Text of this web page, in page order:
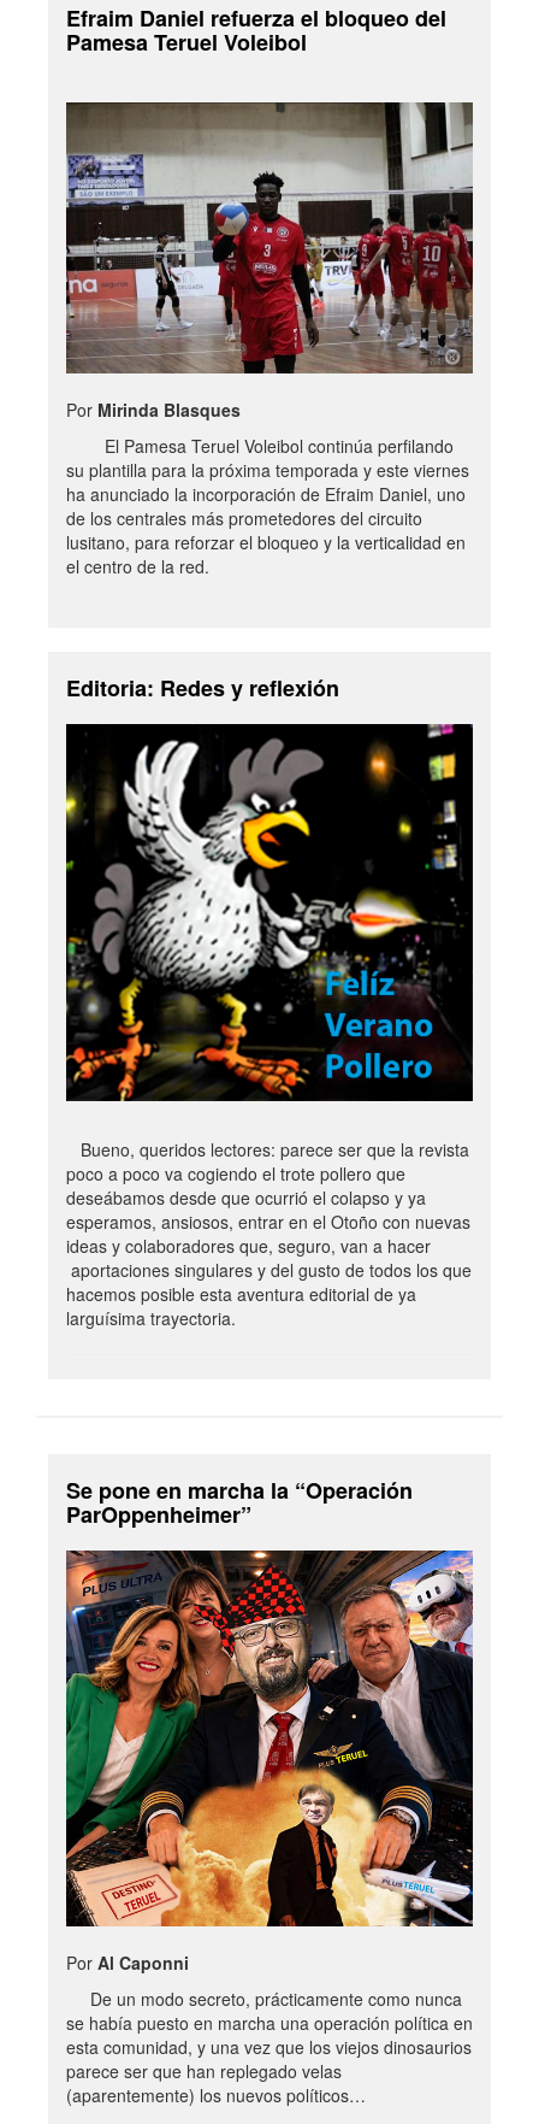
Efraim Daniel refuerza el bloqueo del
Pamesa Teruel Voleibol
Por Mirinda Blasques
El Pamesa Teruel Voleibol continúa perfilando
su plantilla para la próxima temporada y este viernes
ha anunciado la incorporación de Efraim Daniel, uno
de los centrales más prometedores del circuito
lusitano, para reforzar el bloqueo y la verticalidad en
el centro de la red.
Editoria: Redes y reflexión
Bueno, queridos lectores: parece ser que la revista
poco a poco va cogiendo el trote pollero que
deseábamos desde que ocurrió el colapso y ya
esperamos, ansiosos, entrar en el Otoño con nuevas
ideas y colaboradores que, seguro, van a hacer
aportaciones singulares y del gusto de todos los que
hacemos posible esta aventura editorial de ya
larguísima trayectoria.
Se pone en marcha la “Operación
ParOppenheimer”
Por Al Caponni
De un modo secreto, prácticamente como nunca
se había puesto en marcha una operación política en
esta comunidad, y una vez que los viejos dinosaurios
parece ser que han replegado velas
(aparentemente) los nuevos políticos…